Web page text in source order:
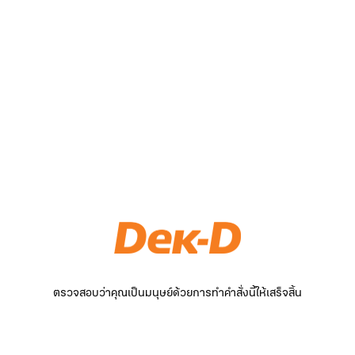
ตรวจสอบว่าคุณเป็นมนุษย์ด้วยการทำคำสั่งนี้ให้เสร็จสิ้น